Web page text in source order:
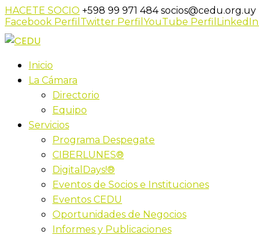
HACETE SOCIO +598 99 971 484socios@cedu.org.uy
Facebook Perfil Twitter Perfil YouTube Perfil
Inicio
La Cámara
Directorio
Equipo
Servicios
Programa Despegate
CIBERLUNES®
DigitalDays!®
Eventos de Socios e Instituciones
Eventos CEDU
Oportunidades de Negocios
Informes y Publicaciones